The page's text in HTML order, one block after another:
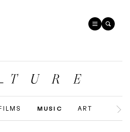
FILMS MUSIC ART